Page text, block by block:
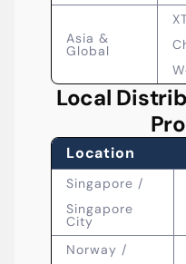
Asia &
Global
Local
Location
Singapore /
Singapore
City
Norway /